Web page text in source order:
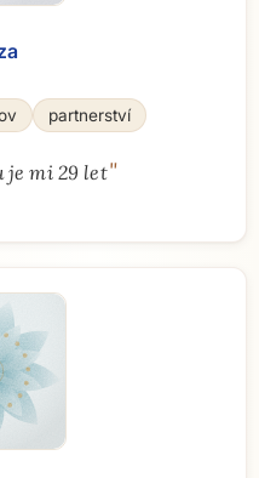
partnerství
je mi 29 let"